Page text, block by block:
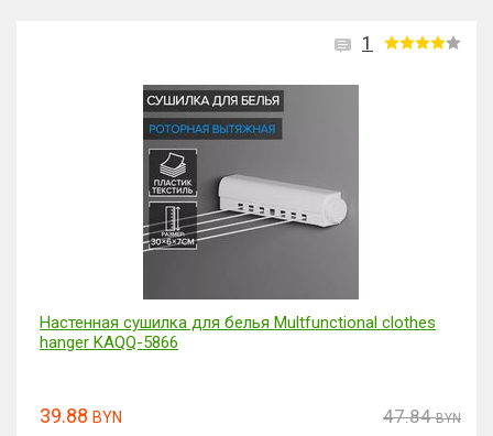
0
Средство для чистки труб пенное Волосожор 50гр
(Волосанти) 2 упаковки + 1 в подарок
19.9BYN